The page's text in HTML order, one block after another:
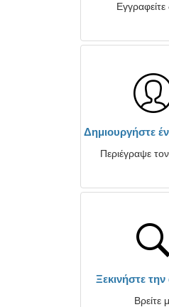
Δημιουργήστε
Περιέγραψε
Ξεκινήστε
Βρείτε